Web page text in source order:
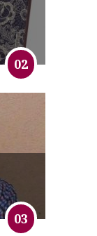
02
03